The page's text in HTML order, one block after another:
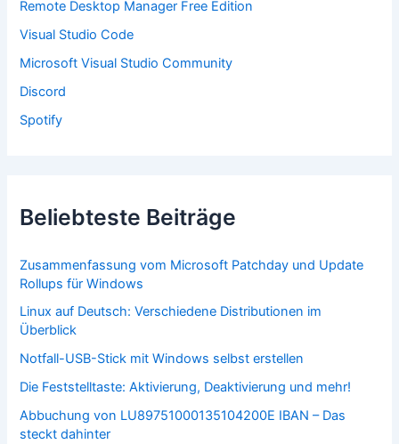
h
:
Remote Desktop Manager Free Edition
Visual Studio Code
Microsoft Visual Studio Community
Discord
Spotify
Beliebteste Beiträge
Zusammenfassung vom Microsoft Patchday und Update
Rollups für Windows
Linux auf Deutsch: Verschiedene Distributionen im
Überblick
Notfall-USB-Stick mit Windows selbst erstellen
Die Feststelltaste: Aktivierung, Deaktivierung und mehr!
Abbuchung von LU89751000135104200E IBAN – Das
steckt dahinter